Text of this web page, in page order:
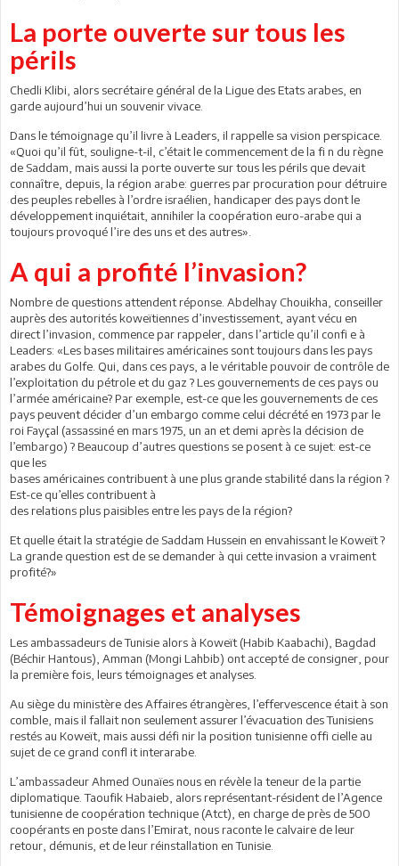
La porte ouverte sur tous les
périls
Chedli Klibi, alors secrétaire général de la Ligue des Etats arabes, en
garde aujourd’hui un souvenir vivace.
Dans le témoignage qu’il livre à Leaders, il rappelle sa vision perspicace.
«Quoi qu’il fût, souligne-t-il, c’était le commencement de la fi n du règne
de Saddam, mais aussi la porte ouverte sur tous les périls que devait
connaître, depuis, la région arabe: guerres par procuration pour détruire
des peuples rebelles à l’ordre israélien, handicaper des pays dont le
développement inquiétait, annihiler la coopération euro-arabe qui a
toujours provoqué l’ire des uns et des autres».
A qui a profité l’invasion?
Nombre de questions attendent réponse. Abdelhay Chouikha, conseiller
auprès des autorités koweïtiennes d’investissement, ayant vécu en
direct l’invasion, commence par rappeler, dans l’article qu’il confi e à
Leaders: «Les bases militaires américaines sont toujours dans les pays
arabes du Golfe. Qui, dans ces pays, a le véritable pouvoir de contrôle de
l’exploitation du pétrole et du gaz ? Les gouvernements de ces pays ou
l’armée américaine? Par exemple, est-ce que les gouvernements de ces
pays peuvent décider d’un embargo comme celui décrété en 1973 par le
roi Fayçal (assassiné en mars 1975, un an et demi après la décision de
l’embargo) ? Beaucoup d’autres questions se posent à ce sujet: est-ce
que les
bases américaines contribuent à une plus grande stabilité dans la région ?
Est-ce qu’elles contribuent à
des relations plus paisibles entre les pays de la région?
Et quelle était la stratégie de Saddam Hussein en envahissant le Koweït ?
La grande question est de se demander à qui cette invasion a vraiment
profité?»
Témoignages et analyses
Les ambassadeurs de Tunisie alors à Koweït (Habib Kaabachi), Bagdad
(Béchir Hantous), Amman (Mongi Lahbib) ont accepté de consigner, pour
la première fois, leurs témoignages et analyses.
Au siège du ministère des Affaires étrangères, l’effervescence était à son
comble, mais il fallait non seulement assurer l’évacuation des Tunisiens
restés au Koweït, mais aussi défi nir la position tunisienne offi cielle au
sujet de ce grand confl it interarabe.
L’ambassadeur Ahmed Ounaïes nous en révèle la teneur de la partie
diplomatique. Taoufik Habaieb, alors représentant-résident de l’Agence
tunisienne de coopération technique (Atct), en charge de près de 500
coopérants en poste dans l’Emirat, nous raconte le calvaire de leur
retour, démunis, et de leur réinstallation en Tunisie.